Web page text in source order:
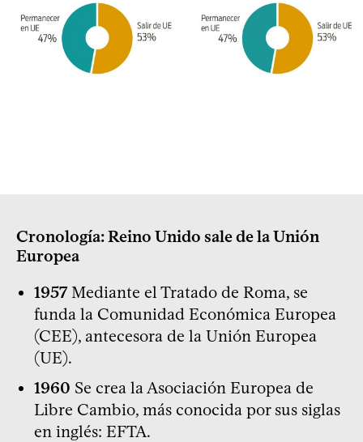
Cronología: Reino Unido sale de la Unión
Europea
1957Mediante el Tratado de Roma, se
funda la Comunidad Económica Europea
(CEE), antecesora de la Unión Europea
(UE).
1960 Se crea la Asociación Europea de
Libre Cambio, más conocida por sus siglas
en inglés: EFTA.